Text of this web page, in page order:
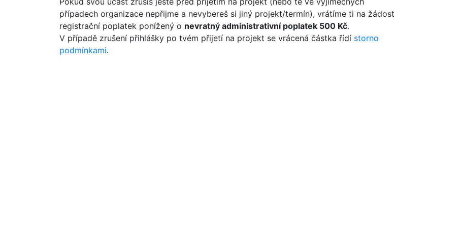
případech organizace nepřijme a nevybereš si jiný projekt/termín), vrátíme ti na žádost
registrační poplatek ponížený o nevratný administrativní poplatek 500 Kč.
V případě zrušení přihlášky po tvém přijetí na projekt se vrácená částka řídí storno
podmínkami.